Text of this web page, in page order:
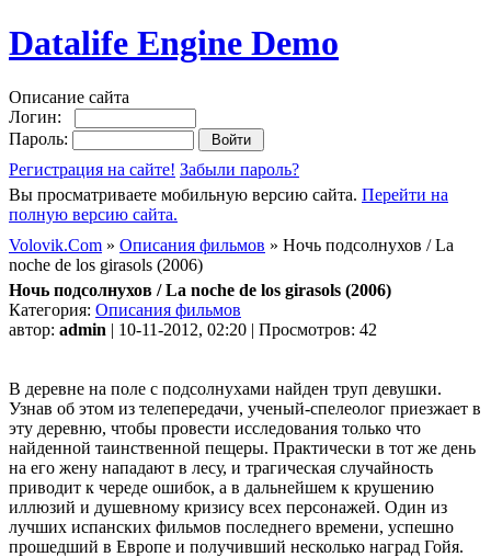
Datalife Engine Demo
Описание сайта
Логин:
Пароль:
Регистрация на сайте! Забыли пароль?
Вы просматриваете мобильную версию сайта. Перейти на
полную версию сайта.
Volovik.Com » Описания фильмов » Ночь подсолнухов / La
noche de los girasols (2006)
Ночь подсолнухов / La noche de los girasols (2006)
Категория: Описания фильмов
автор: admin | 10-11-2012, 02:20 | Просмотров: 42
В деревне на поле с подсолнухами найден труп девушки.
Узнав об этом из телепередачи, ученый-спелеолог приезжает в
эту деревню, чтобы провести исследования только что
найденной таинственной пещеры. Практически в тот же день
на его жену нападают в лесу, и трагическая случайность
приводит к череде ошибок, а в дальнейшем к крушению
иллюзий и душевному кризису всех персонажей. Один из
лучших испанских фильмов последнего времени, успешно
прошедший в Европе и получивший несколько наград Гойя.